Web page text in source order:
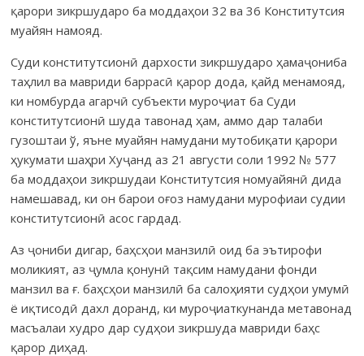
қарори зикршударо ба моддаҳои 32 ва 36 Конститутсия
муайян намояд.
Суди конститутсионӣ дархости зикршударо ҳамаҷониба
таҳлил ва мавриди баррасӣ қарор дода, қайд менамояд,
ки номбурда агарчӣ субъекти муроҷиат ба Суди
конститутсионӣ шуда тавонад ҳам, аммо дар талаби
гузоштаи ў, яъне муайян намудани мутобиқати қарори
ҳукумати шаҳри Хуҷанд аз 21 августи соли 1992 № 577
ба моддаҳои зикршудаи Конститутсия номуайянӣ дида
намешавад, ки он барои оғоз намудани мурофиаи судии
конститутсионӣ асос гардад.
Аз ҷониби дигар, баҳсҳои манзилӣ оид ба эътирофи
моликият, аз ҷумла қонунӣ тақсим намудани фонди
манзил ва ғ. баҳсҳои манзилӣ ба салоҳияти судҳои умумӣ
ё иқтисодӣ дахл доранд, ки муроҷиаткунанда метавонад
масъалаи худро дар судҳои зикршуда мавриди баҳс
қарор диҳад.